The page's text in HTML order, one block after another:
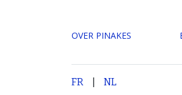
OVER PINAKES
FR | NL